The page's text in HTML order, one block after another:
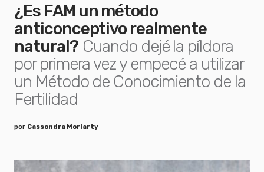
¿Es FAM un método
anticonceptivo realmente
natural? Cuando dejé la píldora
por primera vez y empecé a utilizar
un Método de Conocimiento de la
Fertilidad
por Cassondra Moriarty